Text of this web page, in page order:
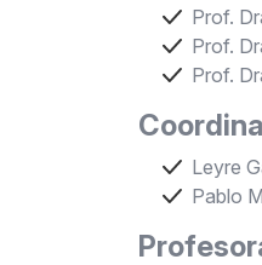
Prof.
Prof.
Prof.
Leyre
Pablo